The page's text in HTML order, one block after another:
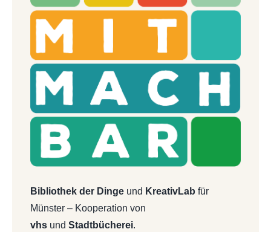
Bibliothek der Dingeund KreativLab für
Münster – Kooperation von
vhsund Stadtbücherei.